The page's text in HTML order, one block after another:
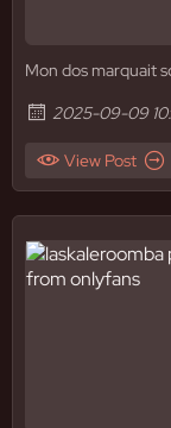
Mon dos marquait
2025-09-09
View Post